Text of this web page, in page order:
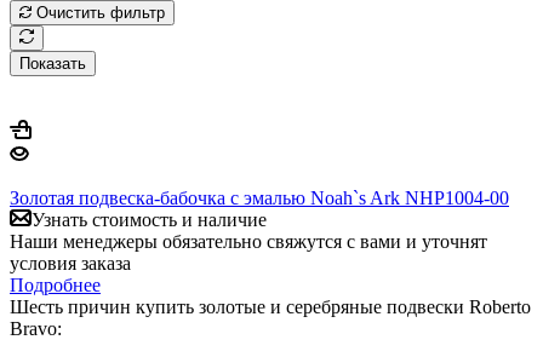
Очистить фильтр
Показать
Золотая подвеска-бабочка с эмалью Noah`s Ark NHP1004-00
Узнать стоимость и наличие
Наши менеджеры обязательно свяжутся с вами и уточнят
условия заказа
Подробнее
Шесть причин купить золотые и серебряные подвески Roberto
Bravo: